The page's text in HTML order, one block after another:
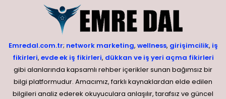
Emredal.com.tr; network marketing, wellness, girişimcilik, iş
fikirleri, evde ek iş fikirleri, dükkan ve iş yeri açma fikirleri
gibi alanlarında kapsamlı rehber içerikler sunan bağımsız bir
bilgi platformudur. Amacımız, farklı kaynaklardan elde edilen
bilgileri analiz ederek okuyuculara anlaşılır, tarafsız ve güncel